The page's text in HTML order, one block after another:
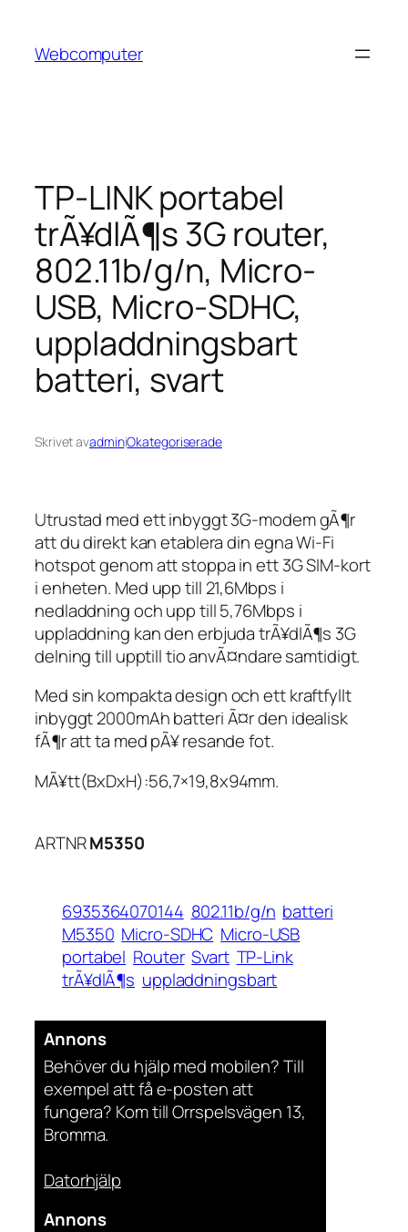
innehåll
Webcomputer
TP-LINK portabel
trÃ¥dlÃ¶s 3G router,
802.11b/g/n, Micro-
USB, Micro-SDHC,
uppladdningsbart
batteri, svart
Skrivet avadminiOkategoriserade
Utrustad med ett inbyggt 3G-modem gÃ¶r
att du direkt kan etablera din egna Wi-Fi
hotspot genom att stoppa in ett 3G SIM-kort
i enheten. Med upp till 21,6Mbps i
nedladdning och upp till 5,76Mbps i
uppladdning kan den erbjuda trÃ¥dlÃ¶s 3G
delning till upptill tio anvÃ¤ndare samtidigt.
Med sin kompakta design och ett kraftfyllt
inbyggt 2000mAh batteri Ã¤r den idealisk
fÃ¶r att ta med pÃ¥ resande fot.
MÃ¥tt(BxDxH):56,7×19,8x94mm.
ARTNRM5350
6935364070144 802.11b/g/n batteri
M5350 Micro-SDHC Micro-USB
portabel Router Svart TP-Link
trÃ¥dlÃ¶s uppladdningsbart
Annons
Behöver du hjälp med mobilen? Till
exempel att få e-posten att
fungera? Kom till Orrspelsvägen 13,
Bromma.
Datorhjälp
Annons